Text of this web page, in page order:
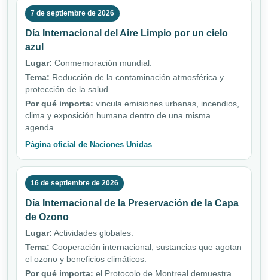
7 de septiembre de 2026
Día Internacional del Aire Limpio por un cielo
azul
Lugar: Conmemoración mundial.
Tema: Reducción de la contaminación atmosférica y
protección de la salud.
Por qué importa: vincula emisiones urbanas, incendios,
clima y exposición humana dentro de una misma
agenda.
Página oficial de Naciones Unidas
16 de septiembre de 2026
Día Internacional de la Preservación de la Capa
de Ozono
Lugar: Actividades globales.
Tema: Cooperación internacional, sustancias que agotan
el ozono y beneficios climáticos.
Por qué importa: el Protocolo de Montreal demuestra